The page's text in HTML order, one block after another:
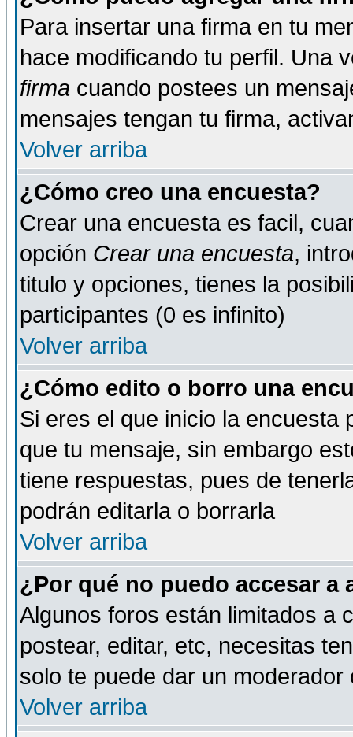
Para insertar una firma en tu
hace modificando tu perfil. Una
firma cuando postees un
mensajes tengan tu firma,
Volver arriba
¿Cómo creo una encuesta?
Crear una encuesta es facil,
opción Crear una encuesta,
titulo y opciones, tienes la
participantes (0 es infinito)
Volver arriba
¿Cómo edito o borro una
Si eres el que inicio la encuesta
que tu mensaje, sin embargo
tiene respuestas, pues de
podrán editarla o borrarla
Volver arriba
¿Por qué no puedo accesar a
Algunos foros están limitados a
postear, editar, etc, necesitas
solo te puede dar un
Volver arriba